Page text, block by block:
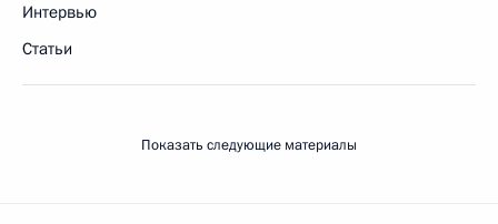
Интервью
Статьи
Показать следующие материалы